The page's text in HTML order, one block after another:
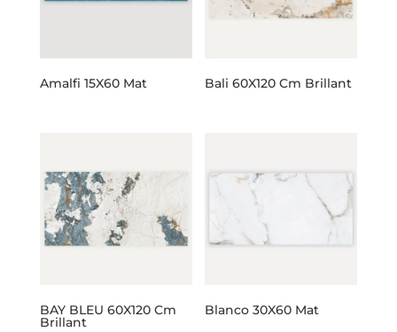
Amalfi 15X60 Mat Bali 60X120 Cm Brillant
BAY BLEU 60X120 Cm
Brillant
Blanco 30X60 Mat